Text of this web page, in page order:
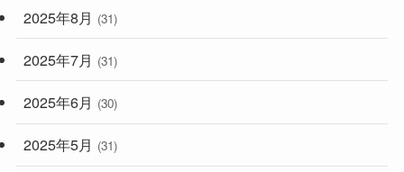
2025年8月 (31)
2025年7月 (31)
2025年6月 (30)
2025年5月 (31)